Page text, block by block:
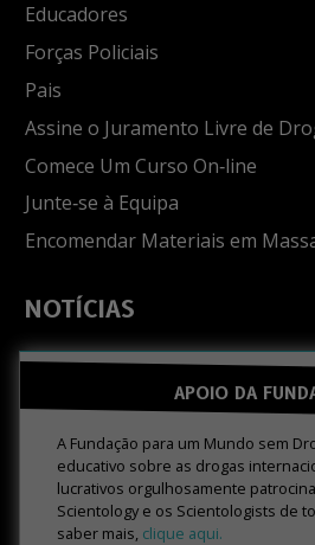
Educadores
Forças Policiais
Pais
Assine o Juramento Livre de
Comece Um Curso On‑line
Junte‑se à Equipa
Encomendar Materiais em
NOTÍCIAS
APOIO DA
A Fundação para um Mundo sem
educativo sobre as drogas
lucrativos orgulhosamente
Scientology e os Scientologists de
saber mais, clique aqui.